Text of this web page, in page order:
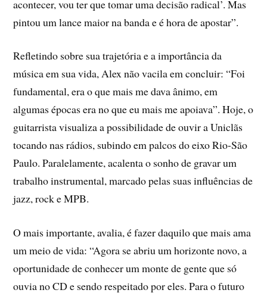
acontecer, vou ter que tomar uma decisão radical’. Mas
pintou um lance maior na banda e é hora de apostar”.
Refletindo sobre sua trajetória e a importância da
música em sua vida, Alex não vacila em concluir: “Foi
fundamental, era o que mais me dava ânimo, em
algumas épocas era no que eu mais me apoiava”. Hoje, o
guitarrista visualiza a possibilidade de ouvir a Uniclãs
tocando nas rádios, subindo em palcos do eixo Rio-São
Paulo. Paralelamente, acalenta o sonho de gravar um
trabalho instrumental, marcado pelas suas influências de
jazz, rock e MPB.
O mais importante, avalia, é fazer daquilo que mais ama
um meio de vida: “Agora se abriu um horizonte novo, a
oportunidade de conhecer um monte de gente que só
ouvia no CD e sendo respeitado por eles. Para o futuro